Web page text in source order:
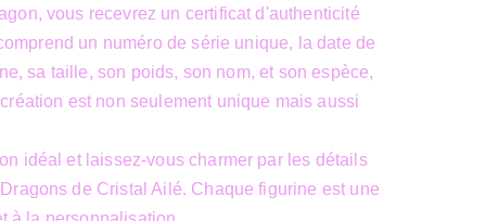
vous recevrez un certificat d'authenticité
un numéro de série unique, la date de
sa taille, son poids, son nom, et son espèce,
est non seulement unique mais aussi
idéal et laissez-vous charmer par les détails
de Cristal Ailé. Chaque figurine est une